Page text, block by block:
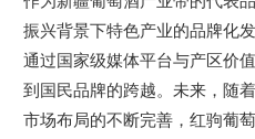
振兴背景下特色产业的品牌化
通过国家级媒体平台与产区价
到国民品牌的跨越。未来，随
市场布局的不断完善，红驹葡